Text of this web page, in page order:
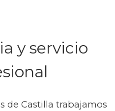
y servicio
de Castilla trabajamos